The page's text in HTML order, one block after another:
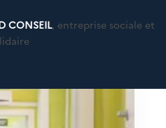
CONSEIL, entreprise sociale et